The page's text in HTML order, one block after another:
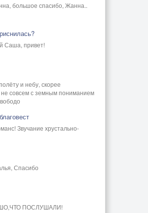
большое спасибо, Жанна..
Саша, привет!
и небу, скорее
не совсем с земным пониманием
Звучание хрустально-
Спасибо
ПОСЛУШАЛИ!